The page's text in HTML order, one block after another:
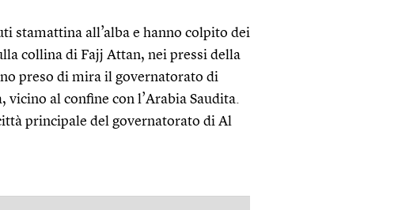
stamattina all’alba e hanno colpito dei
collina di Fajj Attan, nei pressi della
preso di mira il governatorato di
vicino al confine con l’Arabia Saudita.
principale del governatorato di Al